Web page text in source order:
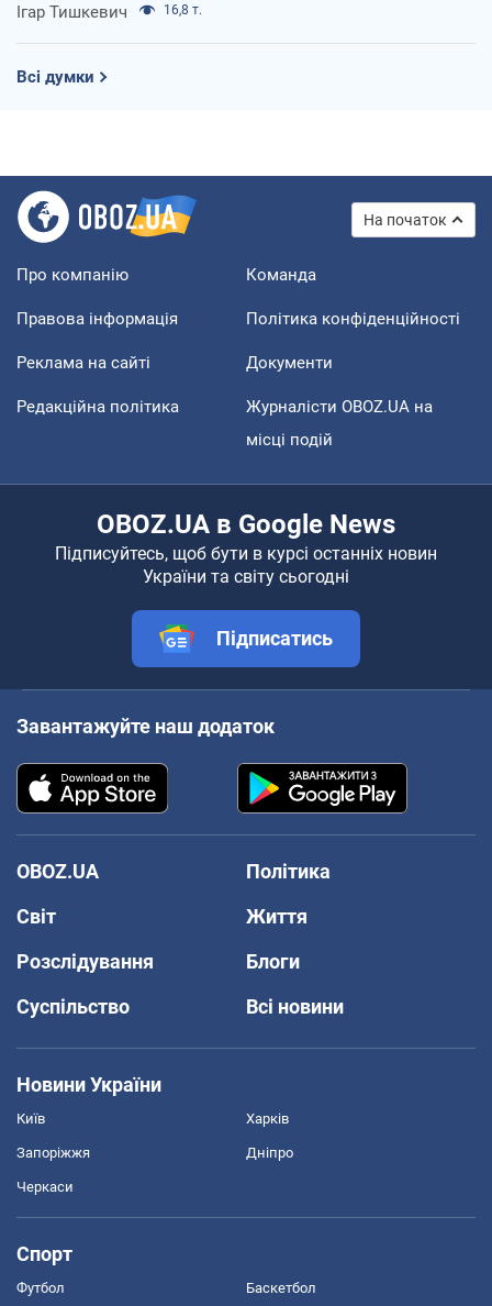
Ігар Тишкевич 16,8 т.
Всі думки
На початок
Про компанію Команда
Правова інформація Політика конфіденційності
Реклама на сайті Документи
Редакційна політика
Журналісти OBOZ.UA на
місці подій
OBOZ.UA в Google News
Підписуйтесь, щоб бути в курсі останніх новин
України та світу сьогодні
Підписатись
Завантажуйте наш додаток
OBOZ.UA
Політика
Світ
Життя
Розслідування
Блоги
Суспільство
Всі новини
Новини України
Київ Харків
Запоріжжя Дніпро
Черкаси
Спорт
Футбол Баскетбол